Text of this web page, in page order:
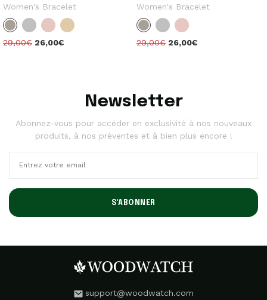
Women's Bracelet
29,00€ 26,00€
Women's Bracelet
29,00€ 26,00€
Newsletter
Abonnez-vous pour accéder en exclusivité à nos nouveaux
produits, à nos préventes et à bien plus encore !
S'ABONNER
support@woodwatch.com